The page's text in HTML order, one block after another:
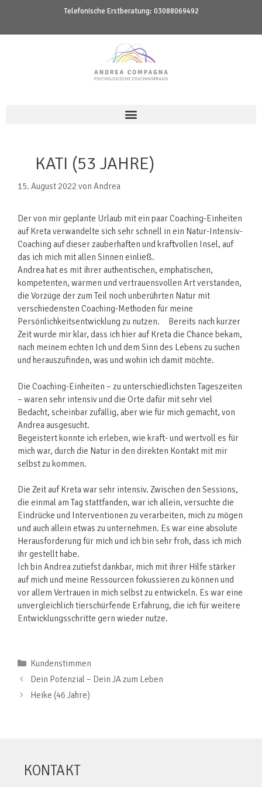
Telefonische Erstberatung: 03088069492
KATI (53 JAHRE)
15. August 2022 von Andrea
Der von mir geplante Urlaub mit ein paar Coaching-Einheiten
auf Kreta verwandelte sich sehr schnell in ein Natur-Intensiv-
Coaching auf dieser zauberhaften und kraftvollen Insel, auf
das ich mich mit allen Sinnen einließ.
Andrea hat es mit ihrer authentischen, emphatischen,
kompetenten, warmen und vertrauensvollen Art verstanden,
die Vorzüge der zum Teil noch unberührten Natur mit
verschiedensten Coaching-Methoden für meine
Persönlichkeitsentwicklung zu nutzen. Bereits nach kurzer
Zeit wurde mir klar, dass ich hier auf Kreta die Chance bekam,
nach meinem echten Ich und dem Sinn des Lebens zu suchen
und herauszufinden, was und wohin ich damit möchte.
Die Coaching-Einheiten – zu unterschiedlichsten Tageszeiten
– waren sehr intensiv und die Orte dafür mit sehr viel
Bedacht, scheinbar zufällig, aber wie für mich gemacht, von
Andrea ausgesucht.
Begeistert konnte ich erleben, wie kraft- und wertvoll es für
mich war, durch die Natur in den direkten Kontakt mit mir
selbst zu kommen.
Die Zeit auf Kreta war sehr intensiv. Zwischen den Sessions,
die einmal am Tag stattfanden, war ich allein, versuchte die
Eindrücke und Interventionen zu verarbeiten, mich zu mögen
und auch allein etwas zu unternehmen. Es war eine absolute
Herausforderung für mich und ich bin sehr froh, dass ich mich
ihr gestellt habe.
Ich bin Andrea zutiefst dankbar, mich mit ihrer Hilfe stärker
auf mich und meine Ressourcen fokussieren zu können und
vor allem Vertrauen in mich selbst zu entwickeln. Es war eine
unvergleichlich tierschürfende Erfahrung, die ich für weitere
Entwicklungsschritte gern wieder nutze.
Kundenstimmen
Dein Potenzial – Dein JA zum Leben
Heike (46 Jahre)
KONTAKT